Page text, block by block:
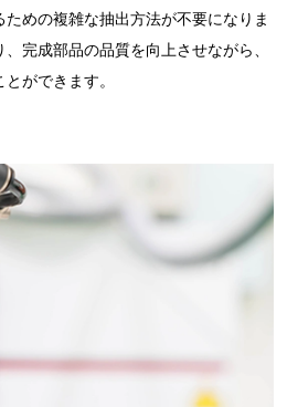
めの複雑な抽出方法が不要になりま
完成部品の品質を向上させながら、
ができます。